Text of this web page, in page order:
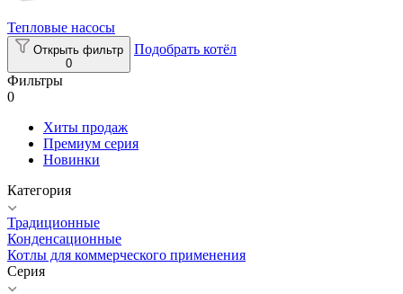
Тепловые насосы
Открыть фильтр
0
Подобрать котёл
Фильтры
0
Хиты продаж
Премиум серия
Новинки
Категория
Традиционные
Конденсационные
Котлы для коммерческого применения
Серия